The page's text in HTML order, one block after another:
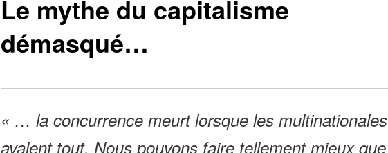
Le mythe du capitalisme
démasqué…
« … la concurrence meurt lorsque les multinationales
avalent tout. Nous pouvons faire tellement mieux que